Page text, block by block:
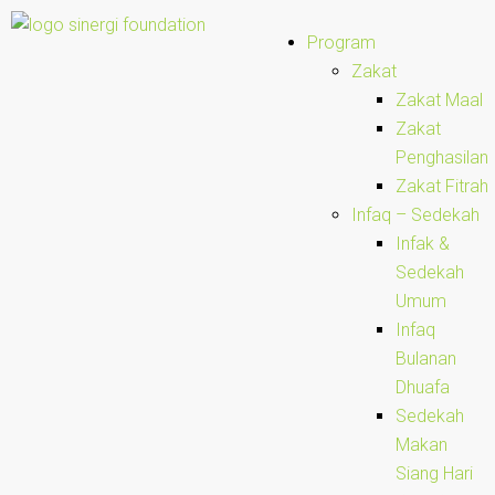
Program
Zakat
Zakat Maal
Zakat
Penghasilan
Zakat Fitrah
Infaq – Sedekah
Infak &
Sedekah
Umum
Infaq
Bulanan
Dhuafa
Sedekah
Makan
Siang Hari